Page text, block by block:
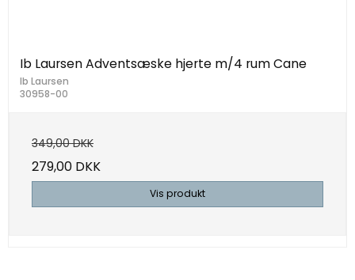
Ib Laursen Adventsæske hjerte m/4 rum Cane
Ib Laursen
30958-00
349,00 DKK
279,00 DKK
Vis produkt